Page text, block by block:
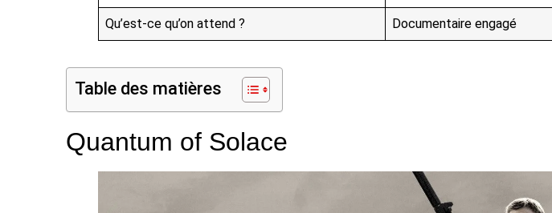
Qu’est-ce qu’on attend ? Documentaire engagé
Table des matières
Quantum of Solace